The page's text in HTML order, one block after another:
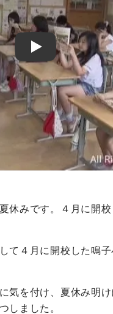
Play
みです。４月に開校
４月に開校した鳴
を付け、夏休み明け
しました。